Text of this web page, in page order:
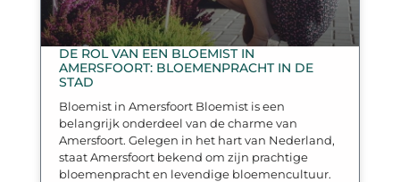
DE ROL VAN EEN BLOEMIST IN
AMERSFOORT: BLOEMENPRACHT IN DE
STAD
Bloemist in Amersfoort Bloemist is een
belangrijk onderdeel van de charme van
Amersfoort. Gelegen in het hart van Nederland,
staat Amersfoort bekend om zijn prachtige
bloemenpracht en levendige bloemencultuur.